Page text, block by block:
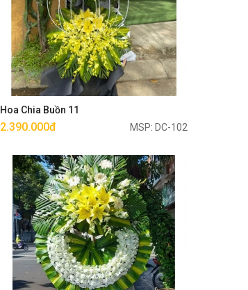
Hoa Chia Buồn 11
2.390.000đ MSP: DC-102
Mua ngay